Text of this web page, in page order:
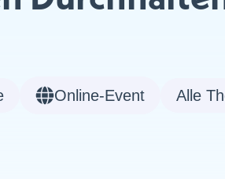
Online-Event Alle